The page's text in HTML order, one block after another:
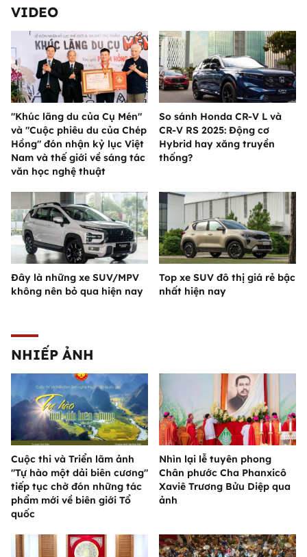
VIDEO
"Khúc lãng du của Cụ Mén"
và "Cuộc phiêu du của Chép
Hồng" đón nhận kỷ lục Việt
Nam và thế giới về sáng tác
văn học nghệ thuật
So sánh Honda CR-V L và
CR-V RS 2025: Động cơ
Hybrid hay xăng truyền
thống?
Đây là những xe SUV/MPV
không nên bỏ qua hiện nay
Top xe SUV đô thị giá rẻ bậc
nhất hiện nay
NHIẾP ẢNH
Cuộc thi và Triển lãm ảnh
"Tự hào một dải biên cương"
tiếp tục chờ đón những tác
phẩm mới về biên giới Tổ
quốc
Nhìn lại lễ tuyên phong
Chân phước Cha Phanxicô
Xaviê Trương Bửu Diệp qua
ảnh